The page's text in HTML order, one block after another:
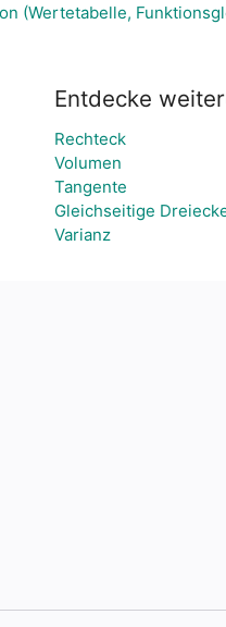
(Wertetabelle,
Entdecke
Rechteck
Volumen
Tangente
Gleichseitige
Varianz